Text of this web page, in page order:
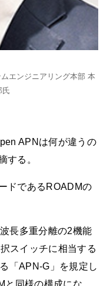
エンジニアリング本部 本
氏
APNは何が違うの
する。
ドであるROADMの
長多重分離の2機能
スイッチに相当する
「APN-G」を規定し
と同様の構成にな